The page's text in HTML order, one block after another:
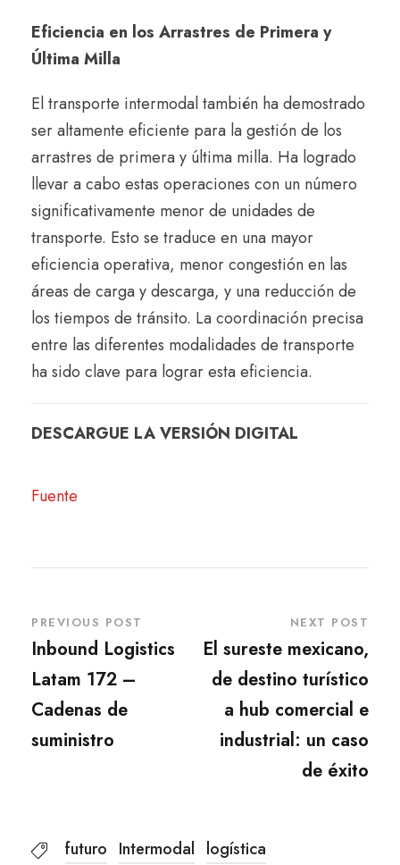
Eficiencia en los Arrastres de Primera y
Última Milla
El transporte intermodal también ha demostrado
ser altamente eficiente para la gestión de los
arrastres de primera y última milla. Ha logrado
llevar a cabo estas operaciones con un número
significativamente menor de unidades de
transporte. Esto se traduce en una mayor
eficiencia operativa, menor congestión en las
áreas de carga y descarga, y una reducción de
los tiempos de tránsito. La coordinación precisa
entre las diferentes modalidades de transporte
ha sido clave para lograr esta eficiencia.
DESCARGUE LA VERSIÓN DIGITAL
Fuente
PREVIOUS POST
Inbound Logistics
Latam 172 –
Cadenas de
suministro
NEXT POST
El sureste mexicano,
de destino turístico
a hub comercial e
industrial: un caso
de éxito
futuro Intermodal logística